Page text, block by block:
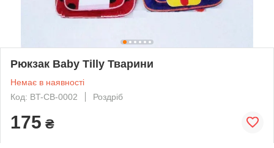
Рюкзак Baby Tilly Тварини
Немає в наявності
Код: BT-CB-0002
Роздріб
175 ₴